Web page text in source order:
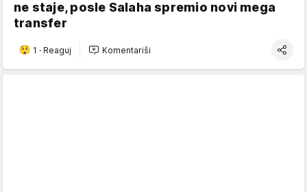
ne staje, posle Salaha spremio novi mega
transfer
1 · Reaguj Komentariši